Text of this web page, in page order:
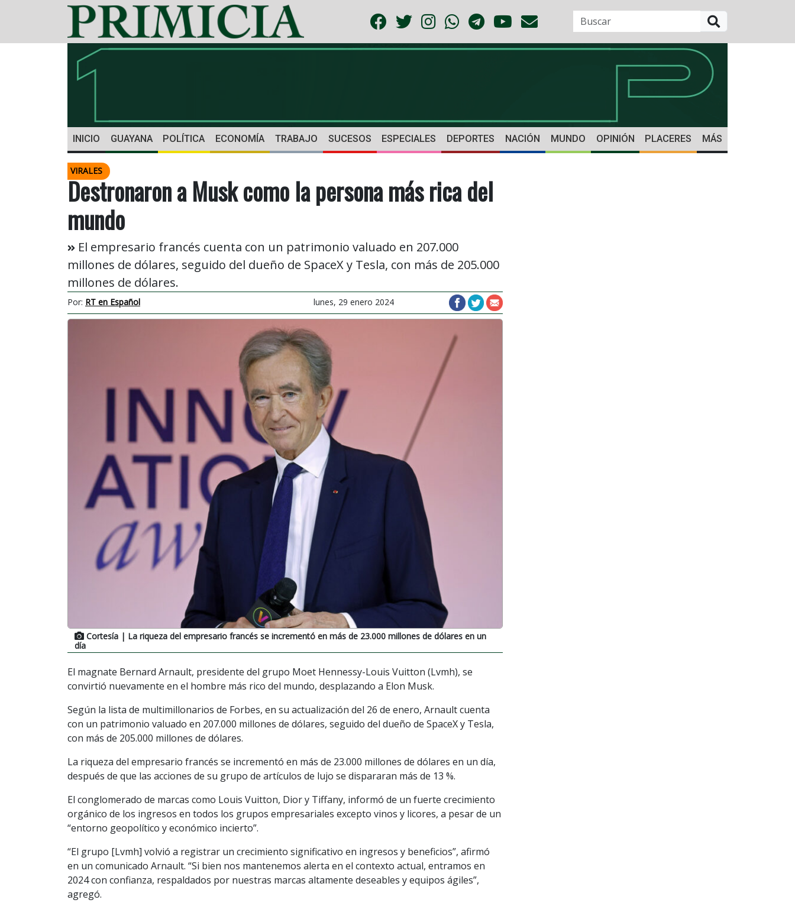
INICIO GUAYANA POLÍTICA ECONOMÍA TRABAJO SUCESOS ESPECIALES DEPORTES NACIÓN MUNDO OPINIÓN PLACERES MÁS
VIRALES
Destronaron a Musk como la persona más rica del
mundo
El empresario francés cuenta con un patrimonio valuado en 207.000
millones de dólares, seguido del dueño de SpaceX y Tesla, con más de 205.000
millones de dólares.
Por: RT en Español lunes, 29 enero 2024
Cortesía | La riqueza del empresario francés se incrementó en más de 23.000 millones de dólares en un
día
El magnate Bernard Arnault, presidente del grupo Moet Hennessy-Louis Vuitton (Lvmh), se
convirtió nuevamente en el hombre más rico del mundo, desplazando a Elon Musk.
Según la lista de multimillonarios de Forbes, en su actualización del 26 de enero, Arnault cuenta
con un patrimonio valuado en 207.000 millones de dólares, seguido del dueño de SpaceX y Tesla,
con más de 205.000 millones de dólares.
La riqueza del empresario francés se incrementó en más de 23.000 millones de dólares en un día,
después de que las acciones de su grupo de artículos de lujo se dispararan más de 13 %.
El conglomerado de marcas como Louis Vuitton, Dior y Tiffany, informó de un fuerte crecimiento
orgánico de los ingresos en todos los grupos empresariales excepto vinos y licores, a pesar de un
“entorno geopolítico y económico incierto”.
“El grupo [Lvmh] volvió a registrar un crecimiento significativo en ingresos y beneficios”, afirmó
en un comunicado Arnault. “Si bien nos mantenemos alerta en el contexto actual, entramos en
2024 con confianza, respaldados por nuestras marcas altamente deseables y equipos ágiles”,
agregó.